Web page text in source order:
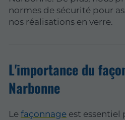
normes de sécurité pour
nos réalisations en verre.
L'importance du
Narbonne
Le façonnage est